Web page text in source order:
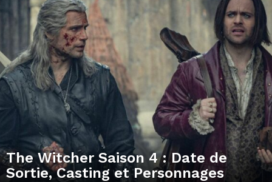
Latest
stories
The Witcher Saison 4 : Date de
Sortie, Casting et Personnages